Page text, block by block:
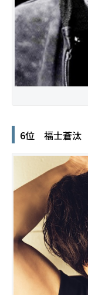
6位 福士蒼汰